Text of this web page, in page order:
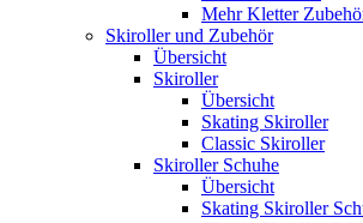
Mehr Kletter
Skiroller und Zubehör
Übersicht
Skiroller
Übersicht
Skating Skiroller
Classic Skiroller
Skiroller Schuhe
Übersicht
Skating Skiroller